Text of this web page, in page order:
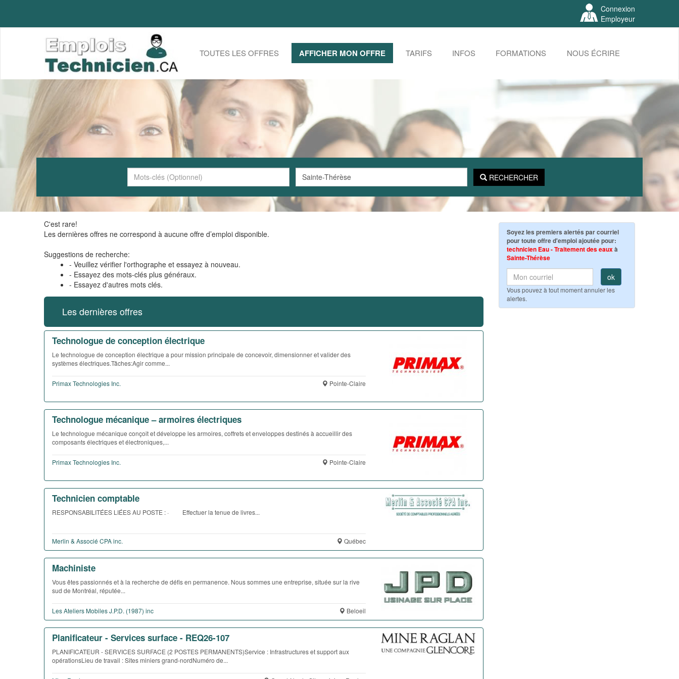
Connexion
Employeur
TOUTES LES OFFRES AFFICHER MON OFFRE TARIFS INFOS FORMATIONS NOUS ÉCRIRE
RECHERCHER
C'est rare!
Les dernières offres ne correspond à aucune offre d’emploi disponible.
Suggestions de recherche:
- Veuillez vérifier l'orthographe et essayez à nouveau.
- Essayez des mots-clés plus généraux.
- Essayez d'autres mots clés.
Les dernières offres
Technologue de conception électrique
Le technologue de conception électrique a pour mission principale de concevoir, dimensionner et valider des
systèmes électriques.Tâches:Agir comme...
Primax Technologies Inc. Pointe-Claire
Technologue mécanique – armoires électriques
Le technologue mécanique conçoit et développe les armoires, coffrets et enveloppes destinés à accueillir des
composants électriques et électroniques,...
Primax Technologies Inc. Pointe-Claire
Technicien comptable
RESPONSABILITÉES LIÉES AU POSTE : · Effectuer la tenue de livres...
Merlin & Associé CPA inc. Québec
Machiniste
Vous êtes passionnés et à la recherche de défis en permanence. Nous sommes une entreprise, située sur la rive
sud de Montréal, réputée...
Les Ateliers Mobiles J.P.D. (1987) inc Beloeil
Planificateur - Services surface - REQ26-107
PLANIFICATEUR - SERVICES SURFACE (2 POSTES PERMANENTS)Service : Infrastructures et support aux
opérationsLieu de travail : Sites miniers grand-nordNuméro de...
Soyez les premiers alertés par courriel
pour toute offre d'emploi ajoutée pour:
technicien Eau - Traitement des eauxà
Sainte-Thérèse
ok
Vous pouvez à tout moment annuler les
alertes.